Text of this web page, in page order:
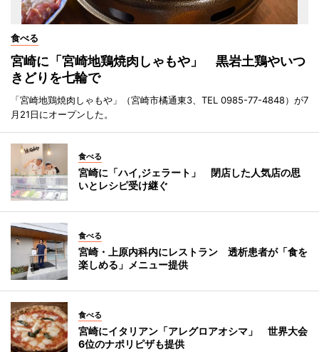
食べる
宮崎に「宮崎地鶏焼肉しゃもや」 黒岩土鶏やいつ
きどりを七輪で
「宮崎地鶏焼肉しゃもや」（宮崎市橘通東3、TEL 0985-77-4848）が7
月21日にオープンした。
食べる
宮崎に「ハイ,ジェラート」 閉店した人気店の思
いとレシピ受け継ぐ
食べる
宮崎・上原内科内にレストラン 透析患者が「食を
楽しめる」メニュー提供
食べる
宮崎にイタリアン「アレグロアオシマ」 世界大会
6位のナポリピザも提供